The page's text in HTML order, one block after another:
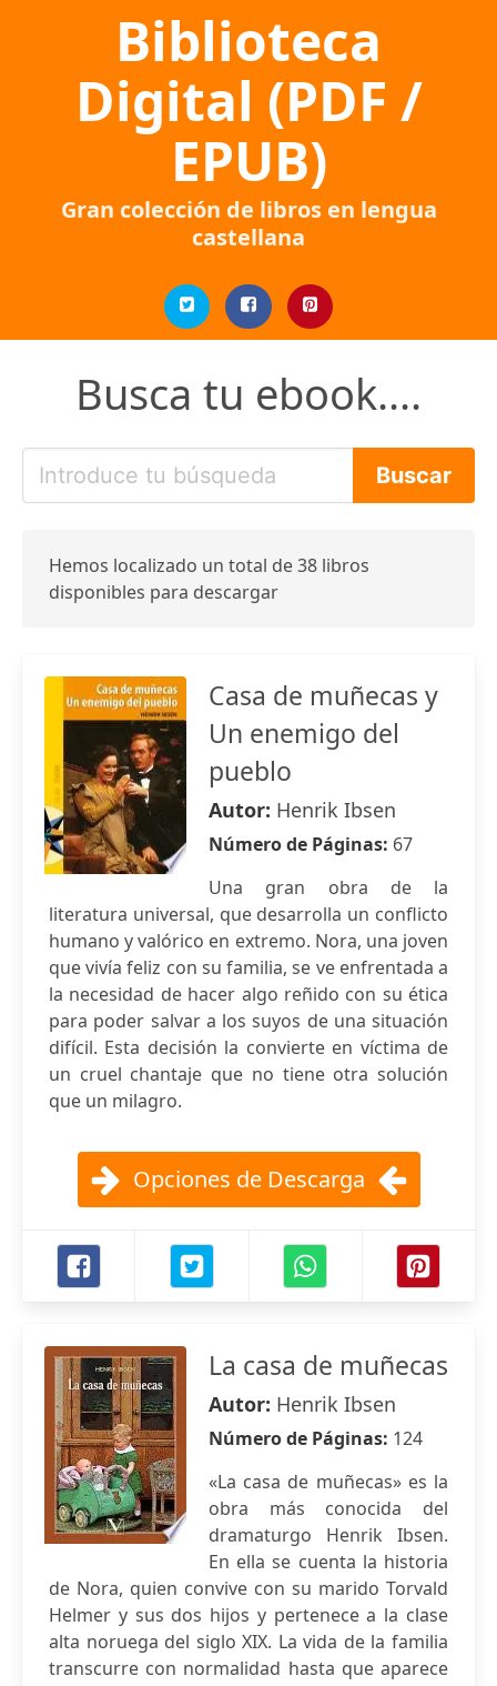
Biblioteca
Digital (PDF /
EPUB)
Gran colección de libros en lengua
castellana
Busca tu ebook....
Hemos localizado un total de 38 libros
disponibles para descargar
Casa de muñecas y
Un enemigo del
pueblo
Autor: Henrik Ibsen
Número de Páginas: 67
Una gran obra de la
literatura universal, que desarrolla un conflicto
humano y valórico en extremo. Nora, una joven
que vivía feliz con su familia, se ve enfrentada a
la necesidad de hacer algo reñido con su ética
para poder salvar a los suyos de una situación
difícil. Esta decisión la convierte en víctima de
un cruel chantaje que no tiene otra solución
que un milagro.
Opciones de Descarga
La casa de muñecas
Autor: Henrik Ibsen
Número de Páginas: 124
«La casa de muñecas» es la
obra más conocida del
dramaturgo Henrik Ibsen.
En ella se cuenta la historia
de Nora, quien convive con su marido Torvald
Helmer y sus dos hijos y pertenece a la clase
alta noruega del siglo XIX. La vida de la familia
transcurre con normalidad hasta que aparece